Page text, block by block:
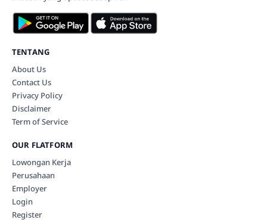
TENTANG
About Us
Contact Us
Privacy Policy
Disclaimer
Term of Service
OUR FLATFORM
Lowongan Kerja
Perusahaan
Employer
Login
Register